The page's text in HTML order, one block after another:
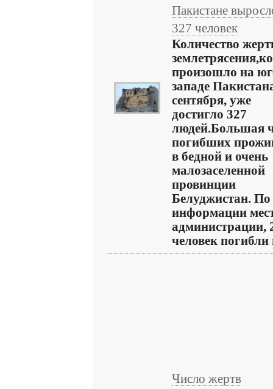
Пакистане
327 человек
Количество
произошло на
западе
сентября, уже
достигло 327
людей.Большая
погибших
в бедной и очень
малозаселенной
провинции
Белуджистан. По
информации
администрации,
человек погибли
Число жертв